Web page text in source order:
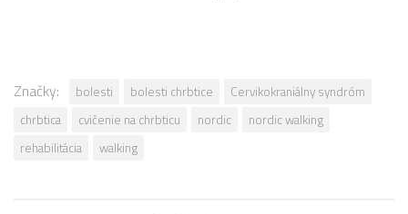
Značky: bolesti bolesti chrbtice
Cervikokraniálny syndróm
chrbtica
cvičenie na chrbticu nordic
nordic walking
rehabilitácia
walking